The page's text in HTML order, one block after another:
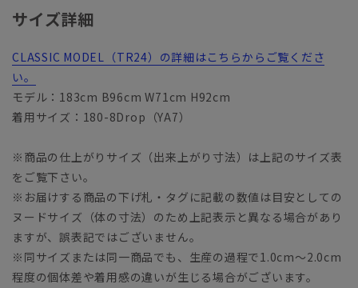
サイズ詳細
CLASSIC MODEL（TR24）の詳細はこちらからご覧くださ
い。
モデル：183cm B96cm W71cm H92cm
着用サイズ：180-8Drop（YA7）
※商品の仕上がりサイズ（出来上がり寸法）は上記のサイズ表
をご覧下さい。
※お届けする商品の下げ札・タグに記載の数値は目安としての
ヌードサイズ（体の寸法）のため上記表示と異なる場合があり
ますが、誤表記ではございません。
※同サイズまたは同一商品でも、生産の過程で1.0cm～2.0cm
程度の個体差や着用感の違いが生じる場合がございます。